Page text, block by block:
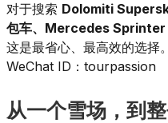
对于搜索 Dolomiti
包车、Mercedes Sprinter
这是最省心、最高效的选择。
WeChat ID：tourpassion
从一个雪场，到